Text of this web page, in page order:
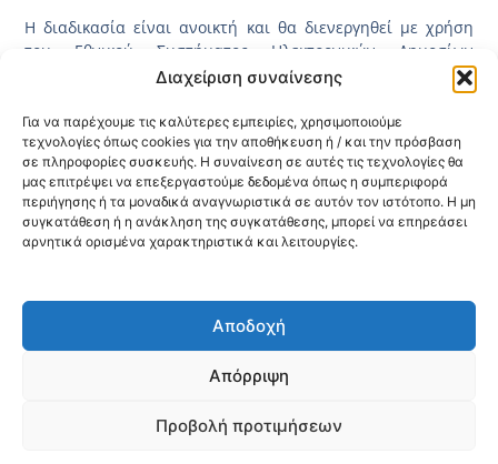
Διαχείριση συναίνεσης
Για να παρέχουμε τις καλύτερες εμπειρίες, χρησιμοποιούμε
τεχνολογίες όπως cookies για την αποθήκευση ή / και την πρόσβαση
σε πληροφορίες συσκευής. Η συναίνεση σε αυτές τις τεχνολογίες θα
μας επιτρέψει να επεξεργαστούμε δεδομένα όπως η συμπεριφορά
περιήγησης ή τα μοναδικά αναγνωριστικά σε αυτόν τον ιστότοπο. Η μη
συγκατάθεση ή η ανάκληση της συγκατάθεσης, μπορεί να επηρεάσει
αρνητικά ορισμένα χαρακτηριστικά και λειτουργίες.
Αποδοχή
Απόρριψη
Προβολή προτιμήσεων
Η διαδικασία είναι ανοικτή και θα διενεργηθεί με χρήση
του Εθνικού Συστήματος Ηλεκτρονικών Δημοσίων
Συμβάσεων – «Ε.Σ.Η.ΔΗ.Σ.» με συστημικό αριθμό 208215
Η καταληκτική ημερομηνία παραλαβής των προσφορών
είναι η 26η Ιουλίου 2024, ημέρα Παρασκευή και ώρα 11:00
π.μ.
Δείτε τη ΔιακήρυξηΕΔΩ
@2026 3ype.gr All rights reserved
Θεσσαλονίκη, ΕλλάδαΤηλ: +30 2311 226 200
00040 Website Visits: 1597544